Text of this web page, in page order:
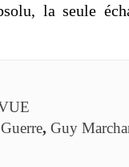
la seule
Guerre, Guy